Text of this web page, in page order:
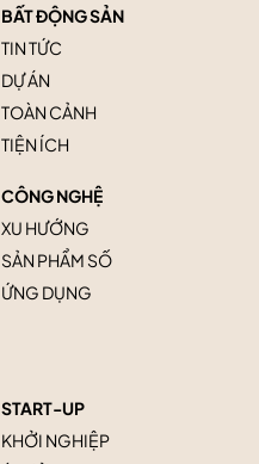
BẤT ĐỘNG SẢN
TIN TỨC
DỰ ÁN
TOÀN CẢNH
TIỆN ÍCH
CÔNG NGHỆ
XU HƯỚNG
SẢN PHẨM SỐ
ỨNG DỤNG
START-UP
KHỞI NGHIỆP